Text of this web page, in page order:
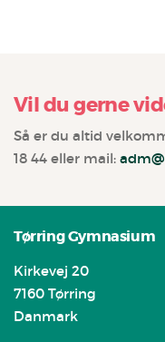
Vil du gerne
Så er du altid
18 44 eller mail:
Tørring Gymnasium
Kirkevej 20
7160 Tørring
Danmark